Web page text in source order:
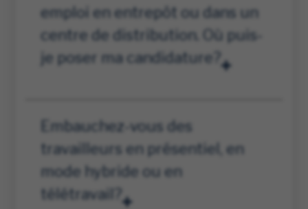
emploi en entrepôt ou dans un
centre de distribution. Où puis-
je poser ma candidature?
Embauchez-vous des
travailleurs en présentiel, en
mode hybride ou en
télétravail?